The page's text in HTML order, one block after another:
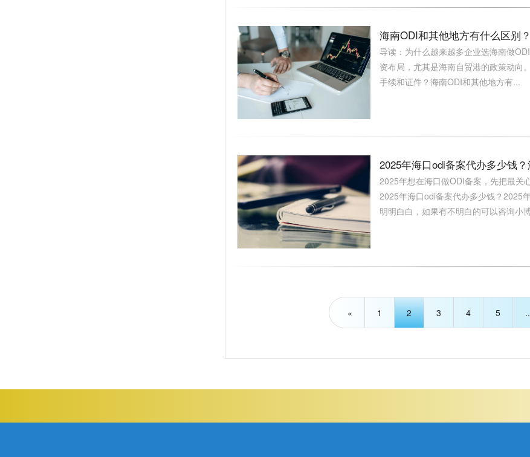
海南ODI和其他地方有什么区别
导读：为什么越来越多企业选海南做
资布局，尤其是海南自贸港的政策动向
手续和证件？海南ODI和其他地方有...
2025年海口odi备案代办多少钱
2025年想在海口做ODI备案，先把最关
2025年海口odi备案代办多少钱？2025
明明白白，如果有不明白的可以咨询小
« 1 2 3 4 5